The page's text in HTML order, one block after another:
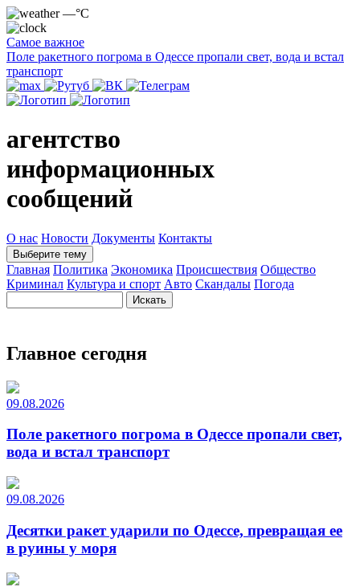
—°C
Самое важное
Поле ракетного погрома в Одессе пропали свет, вода и встал
транспорт
агентство
информационных
сообщений
О нас Новости Документы Контакты
Выберите тему
Главная Политика Экономика Происшествия Общество
Криминал Культура и спорт Авто Скандалы Погода
Главное сегодня
09.08.2026
Поле ракетного погрома в Одессе пропали свет,
вода и встал транспорт
09.08.2026
Десятки ракет ударили по Одессе, превращая ее
в руины у моря